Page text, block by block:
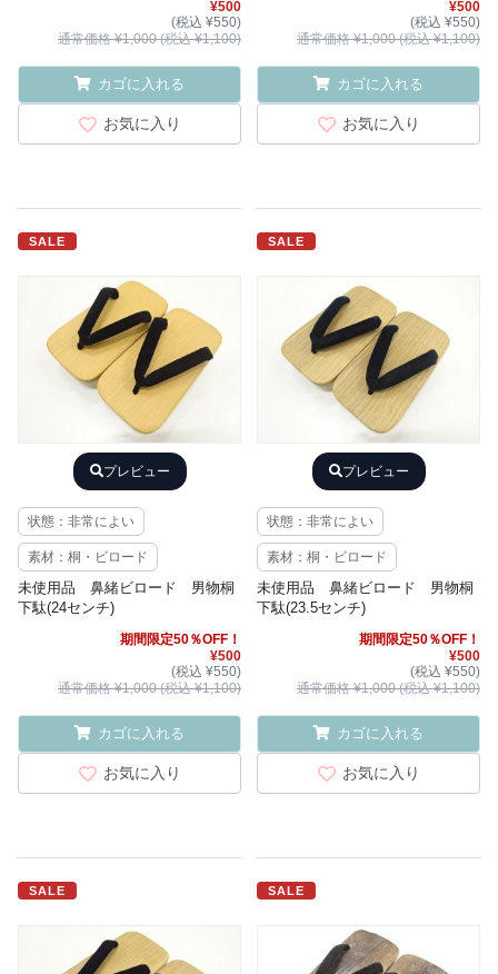
¥500
(税込 ¥550)
通常価格 ¥1,000 (税込 ¥1,100)
カゴに入れる
お気に入り
¥500
(税込 ¥550)
通常価格 ¥1,000 (税込 ¥1,100)
カゴに入れる
お気に入り
SALE
プレビュー
状態：非常によい
素材：桐・ビロード
未使用品 鼻緒ビロード 男物桐
下駄(24センチ)
期間限定50％OFF！
¥500
(税込 ¥550)
通常価格 ¥1,000 (税込 ¥1,100)
カゴに入れる
お気に入り
SALE
プレビュー
状態：非常によい
素材：桐・ビロード
未使用品 鼻緒ビロード 男物桐
下駄(23.5センチ)
期間限定50％OFF！
¥500
(税込 ¥550)
通常価格 ¥1,000 (税込 ¥1,100)
カゴに入れる
お気に入り
SALE SALE